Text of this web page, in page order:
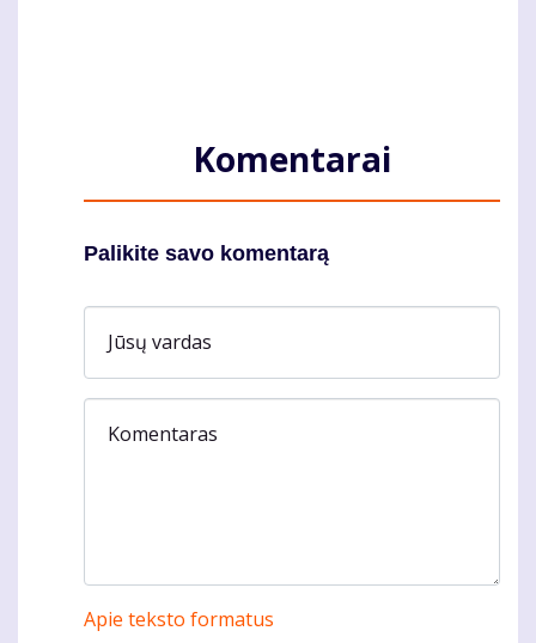
Komentarai
Palikite savo komentarą
Jūsų vardas
Komentaras
Apie teksto formatus